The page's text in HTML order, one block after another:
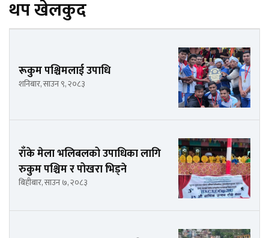
थप खेलकुद
रूकुम पश्चिमलाई उपाधि
शनिबार, साउन ९, २०८३
राँके मेला भलिबलको उपाधिका लागि
रुकुम पश्चिम र पोखरा भिड्ने
बिहीबार, साउन ७, २०८३